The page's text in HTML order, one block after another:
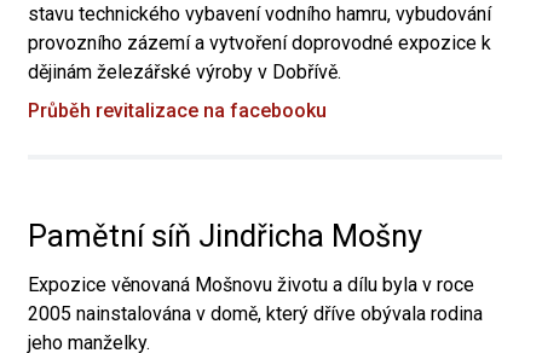
stavu technického vybavení vodního hamru, vybudování
provozního zázemí a vytvoření doprovodné expozice k
dějinám železářské výroby v Dobřívě.
Průběh revitalizace na facebooku
Pamětní síň Jindřicha Mošny
Expozice věnovaná Mošnovu životu a dílu byla v roce
2005 nainstalována v domě, který dříve obývala rodina
jeho manželky.